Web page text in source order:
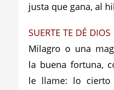
justa que gana, al
SUERTE TE DÉ DIOS
Milagro o una
la buena fortuna,
le llame: lo